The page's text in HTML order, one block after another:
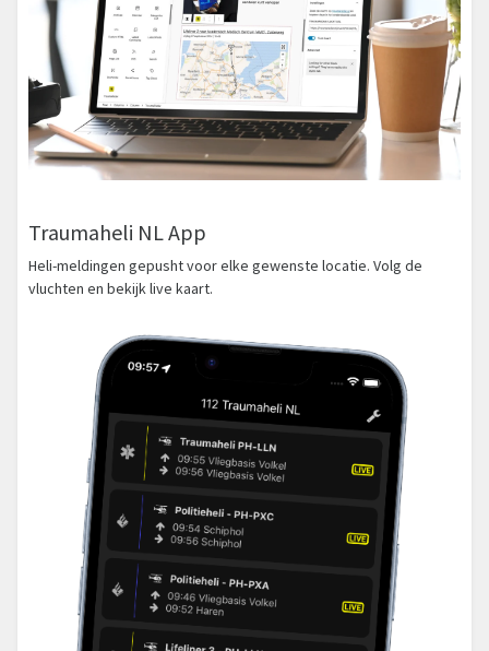
Traumaheli NL App
Heli-meldingen gepusht voor elke gewenste locatie. Volg de
vluchten en bekijk live kaart.